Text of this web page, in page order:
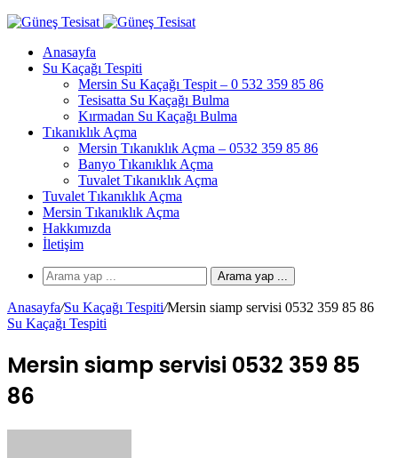
Anasayfa
Su Kaçağı Tespiti
Mersin Su Kaçağı Tespit – 0 532 359 85 86
Tesisatta Su Kaçağı Bulma
Kırmadan Su Kaçağı Bulma
Tıkanıklık Açma
Mersin Tıkanıklık Açma – 0532 359 85 86
Banyo Tıkanıklık Açma
Tuvalet Tıkanıklık Açma
Tuvalet Tıkanıklık Açma
Mersin Tıkanıklık Açma
Hakkımızda
İletişim
Arama yap ...
Anasayfa/Su Kaçağı Tespiti/Mersin siamp servisi 0532 359 85 86
Su Kaçağı Tespiti
Mersin siamp servisi 0532 359 85
86